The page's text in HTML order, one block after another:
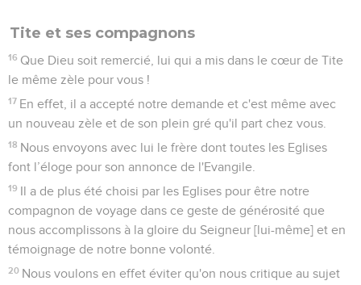
Tite et ses compagnons
16 Que Dieu soit remercié, lui qui a mis dans le cœur de Tite
le même zèle pour vous !
17 En effet, il a accepté notre demande et c'est même avec
un nouveau zèle et de son plein gré qu'il part chez vous.
18 Nous envoyons avec lui le frère dont toutes les Eglises
font l’éloge pour son annonce de l'Evangile.
19 Il a de plus été choisi par les Eglises pour être notre
compagnon de voyage dans ce geste de générosité que
nous accomplissons à la gloire du Seigneur [lui-même] et en
témoignage de notre bonne volonté.
20 Nous voulons en effet éviter qu'on nous critique au sujet